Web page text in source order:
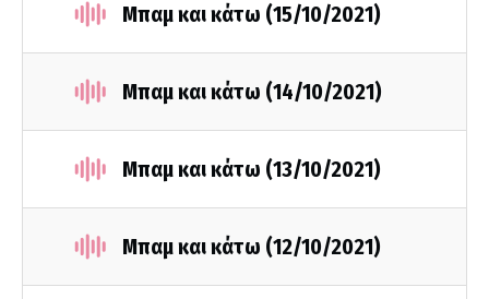
Μπαμ και κάτω (15/10/2021)
Μπαμ και κάτω (14/10/2021)
Μπαμ και κάτω (13/10/2021)
Μπαμ και κάτω (12/10/2021)